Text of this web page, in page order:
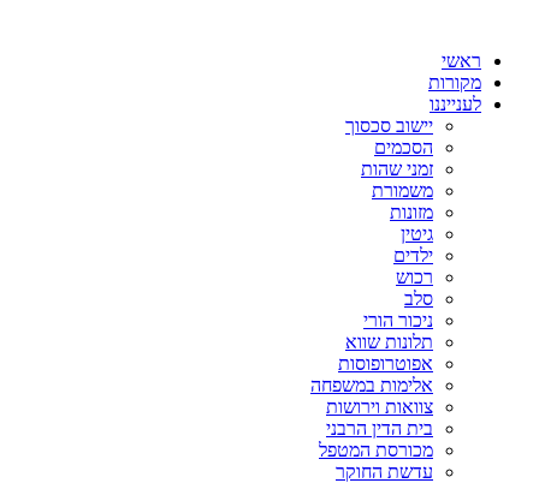
ראשי
מקורות
לענייננו
יישוב סכסוך
הסכמים
זמני שהות
משמורת
מזונות
גיטין
ילדים
רכוש
סלב
ניכור הורי
תלונות שווא
אפוטרופוסות
אלימות במשפחה
צוואות וירושות
בית הדין הרבני
מכורסת המטפל
עדשת החוקר